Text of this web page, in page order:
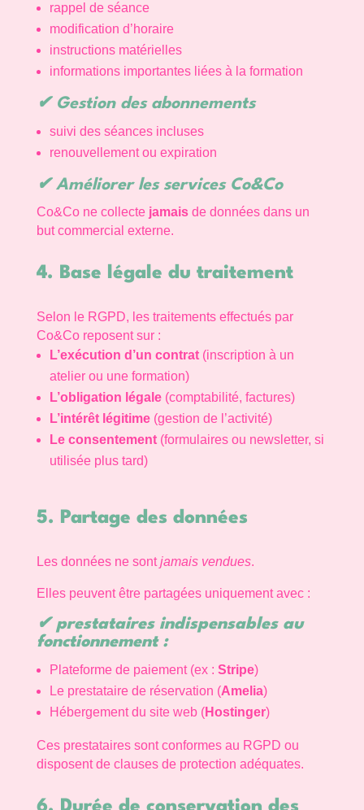
rappel de séance
modification d’horaire
instructions matérielles
informations importantes liées à la formation
✔ Gestion des abonnements
suivi des séances incluses
renouvellement ou expiration
✔ Améliorer les services Co&Co
Co&Co ne collecte jamaisde données dans un
but commercial externe.
4. Base légale du traitement
Selon le RGPD, les traitements effectués par
Co&Co reposent sur :
L’exécution d’un contrat(inscription à un
atelier ou une formation)
L’obligation légale(comptabilité, factures)
L’intérêt légitime(gestion de l’activité)
Le consentement(formulaires ou newsletter, si
utilisée plus tard)
5. Partage des données
Les données ne sontjamais vendues.
Elles peuvent être partagées uniquement avec :
✔ prestataires indispensables au
fonctionnement :
Plateforme de paiement (ex : Stripe)
Le prestataire de réservation (Amelia)
Hébergement du site web (Hostinger)
Ces prestataires sont conformes au RGPD ou
disposent de clauses de protection adéquates.